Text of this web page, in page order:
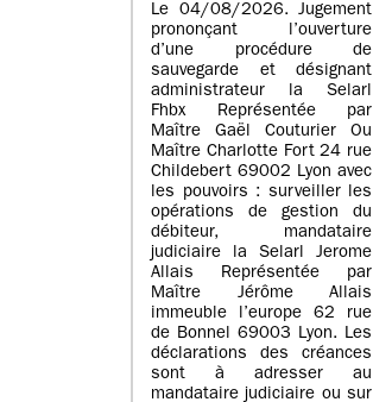
Le 04/08/2026. Jugement
prononçant l’ouverture
d’une procédure de
sauvegarde et désignant
administrateur la Selarl
Fhbx Représentée par
Maître Gaël Couturier Ou
Maître Charlotte Fort 24 rue
Childebert 69002 Lyon avec
les pouvoirs : surveiller les
opérations de gestion du
débiteur, mandataire
judiciaire la Selarl Jerome
Allais Représentée par
Maître Jérôme Allais
immeuble l’europe 62 rue
de Bonnel 69003 Lyon. Les
déclarations des créances
sont à adresser au
mandataire judiciaire ou sur